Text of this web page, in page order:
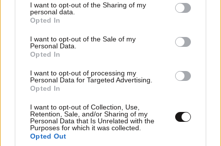
not limited to your visit or usage behaviour. You may click to
grant or deny consent to Google and its third-party tags to
use your data for below specified purposes in below Google
consent section.
I want to opt-out of the Sharing of my
personal data.
Opted In
I want to opt-out of the Sale of my
Personal Data.
Opted In
I want to opt-out of processing my
Personal Data for Targeted Advertising.
Opted In
I want to opt-out of Collection, Use,
Retention, Sale, and/or Sharing of my
Personal Data that Is Unrelated with the
Purposes for which it was collected.
Opted Out
ΠΡΟΣΘΕΣΤΕ ΤΟ ΣΧΟΛΙΟ ΣΑΣ
Xαρακτήρες: 0/1000